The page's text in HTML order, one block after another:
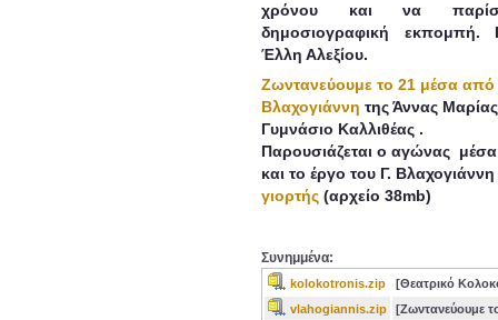
χρόνου και να
δημοσιογραφική εκπομπή.
Έλλη Αλεξίου.
Ζωντανεύουμε το 21 μέσα από
Βλαχογιάννη της Άννας
Γυμνάσιο Καλλιθέας .
Παρουσιάζεται ο αγώνας
και το έργο του Γ. Βλαχογιάννη
γιορτής (αρχείο 38mb)
Συνημμένα:
kolokotronis.zip
[Θεατρικό
vlahogiannis.zip
[Ζωντανεύουμε